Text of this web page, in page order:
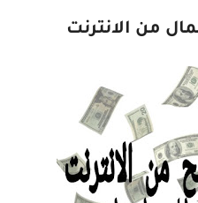
من الانترنت